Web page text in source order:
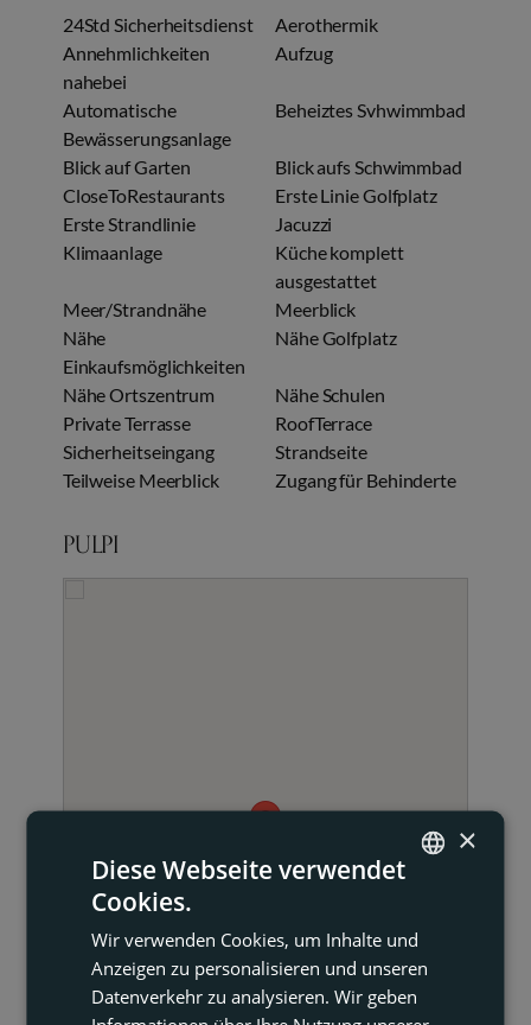
24Std Sicherheitsdienst
Aerothermik
Annehmlichkeiten
nahebei
Aufzug
Automatische
Bewässerungsanlage
Beheiztes Svhwimmbad
Blick auf Garten
Blick aufs Schwimmbad
CloseToRestaurants
Erste Linie Golfplatz
Erste Strandlinie
Jacuzzi
Klimaanlage
Küche komplett
ausgestattet
Meer/Strandnähe
Meerblick
Nähe
Einkaufsmöglichkeiten
Nähe Golfplatz
Nähe Ortszentrum
Nähe Schulen
Private Terrasse
RoofTerrace
Sicherheitseingang
Strandseite
Teilweise Meerblick
Zugang für Behinderte
PULPI
FRENCH
×
Diese Webseite verwendet
Cookies.
Wir verwenden Cookies, um Inhalte und
Anzeigen zu personalisieren und unseren
Datenverkehr zu analysieren. Wir geben